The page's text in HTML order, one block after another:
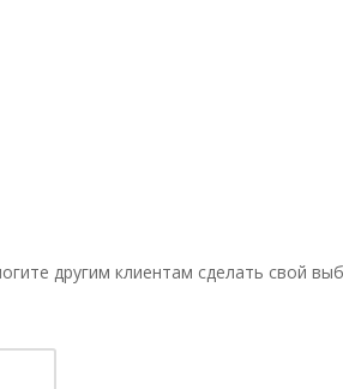
другим клиентам сделать свой